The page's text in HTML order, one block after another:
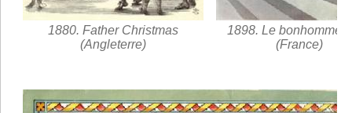
1880. Father Christmas
(Angleterre)
1898. Le bonhomme
(France)